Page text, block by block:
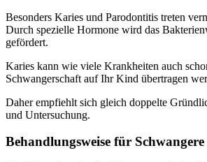
Besonders Karies und Parodontitis treten
Durch spezielle Hormone wird das
gefördert.
Karies kann wie viele Krankheiten auch
Schwangerschaft auf Ihr Kind übertragen
Daher empfiehlt sich gleich doppelte
und Untersuchung.
Behandlungsweise für Schwangere